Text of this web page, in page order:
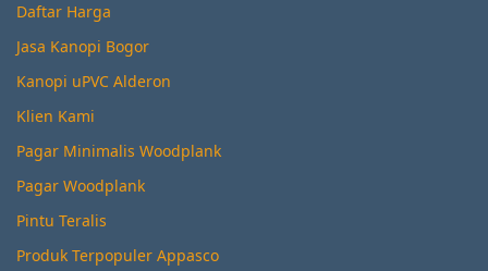
Daftar Harga
Jasa Kanopi Bogor
Kanopi uPVC Alderon
Klien Kami
Pagar Minimalis Woodplank
Pagar Woodplank
Pintu Teralis
Produk Terpopuler Appasco